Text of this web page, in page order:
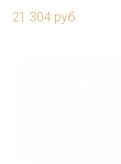
21 304 руб.